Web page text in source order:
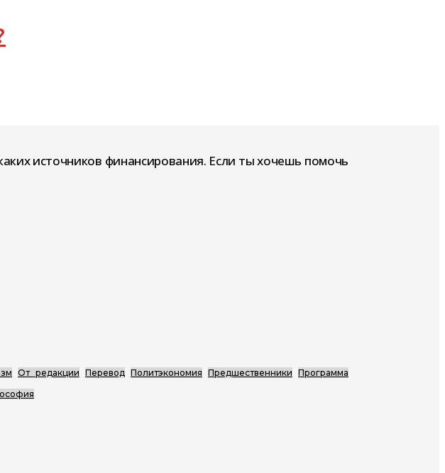
источников финансирования. Если ты хочешь помочь
От редакции Перевод Политэкономия Предшественники
Программа